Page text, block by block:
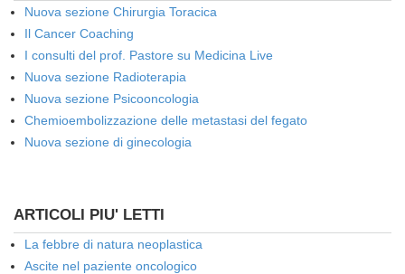
Nuova sezione Chirurgia Toracica
Il Cancer Coaching
I consulti del prof. Pastore su Medicina Live
Nuova sezione Radioterapia
Nuova sezione Psicooncologia
Chemioembolizzazione delle metastasi del fegato
Nuova sezione di ginecologia
ARTICOLI PIU' LETTI
La febbre di natura neoplastica
Ascite nel paziente oncologico